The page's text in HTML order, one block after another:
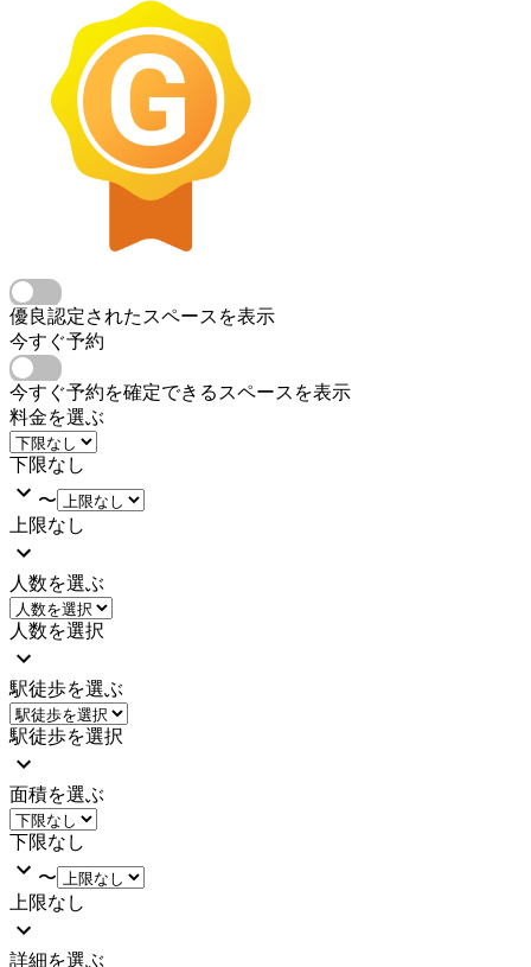
優良認定されたスペースを表示
今すぐ予約
今すぐ予約を確定できるスペースを表示
料金を選ぶ
下限なし
〜
上限なし
人数を選ぶ
人数を選択
駅徒歩を選ぶ
駅徒歩を選択
面積を選ぶ
下限なし
〜
上限なし
詳細を選ぶ